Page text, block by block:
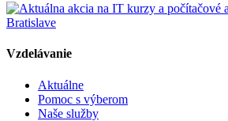
Vzdelávanie
Aktuálne
Pomoc s výberom
Naše služby